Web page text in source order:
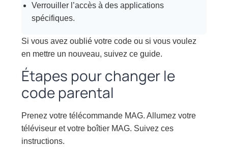
Verrouiller l’accès à des applications
spécifiques.
Si vous avez oublié votre code ou si vous voulez
en mettre un nouveau, suivez ce guide.
Étapes pour changer le
code parental
Prenez votre télécommande MAG. Allumez votre
téléviseur et votre boîtier MAG. Suivez ces
instructions.